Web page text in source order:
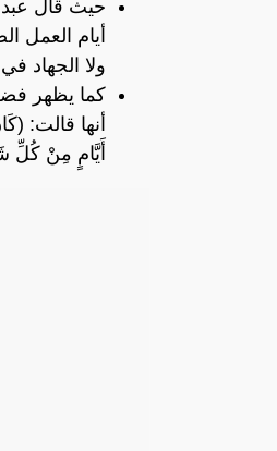
حيث قال عبد
أيام العمل
ولا الجهاد
كما يظهر
أنها قالت:
أَيَّامٍ مِنْ كُلِّ